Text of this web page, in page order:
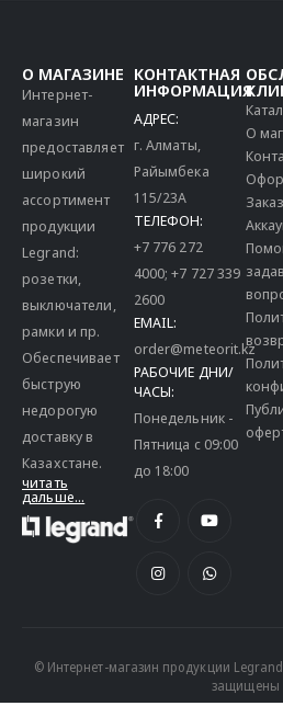
О МАГАЗИНЕ
Интернет-
магазин
предоставляет
широкий
ассортимент
продукции
Legrand:
розетки,
выключатели,
рамки и пр.
Обеспечивает
быструю
недорогую
доставку в
Казахстане.
читать
дальше...
КОНТАКТНАЯ
ИНФОРМАЦИЯ
АДРЕС:
г. Алматы,
Райымбека
115/23A
ТЕЛЕФОН:
+7 776 272
4000;+7 727 339
2600
EMAIL:
order@meteorit.kz
РАБОЧИЕ ДНИ/
ЧАСЫ:
Понедельник -
Пятница с 09:00
до 18:00
О
© Интернет-магазин продукции
защищены